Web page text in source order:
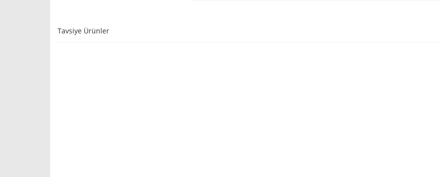
Tavsiye Ürünler